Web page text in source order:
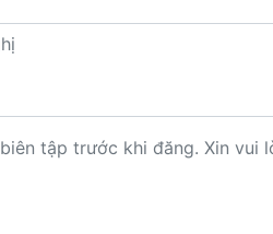
tập trước khi đăng. Xin vui